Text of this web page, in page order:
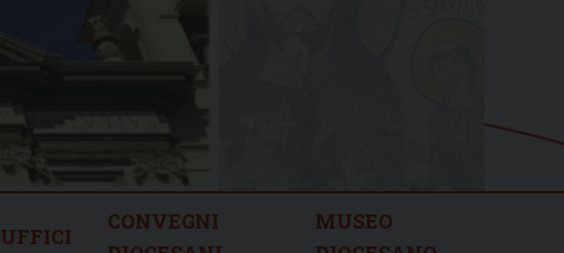
UFFICI
CONVEGNI
MUSEO